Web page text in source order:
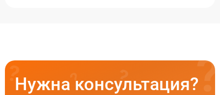
Нужна консультация?